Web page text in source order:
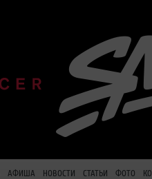
АФИША НОВОСТИ СТАТЬИ ФОТО